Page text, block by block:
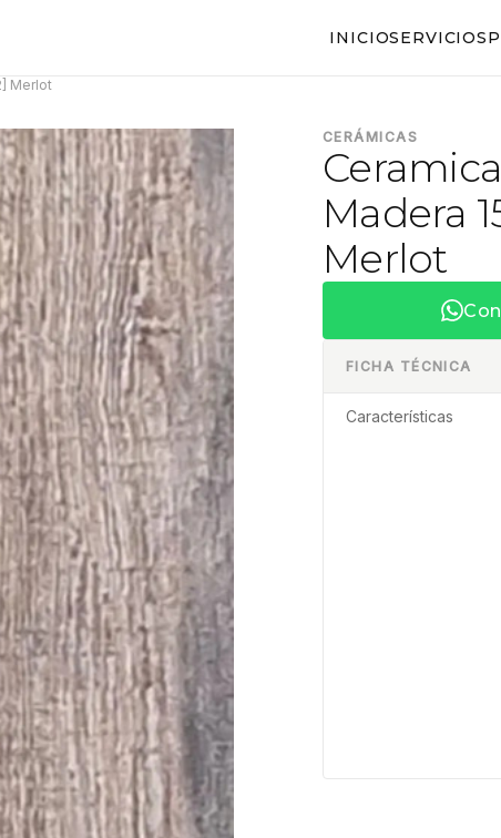
INICIOSERVICIOS
Merlot
CERÁMICAS
Madera
Merlot
FICHA TÉCNICA
Características